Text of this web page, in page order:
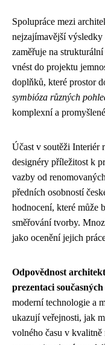
Spolupráce mezi
nejzajímavější výsledky
zaměřuje na
vnést do projektu
doplňků, které prostor
symbióza různých
komplexní a
Účast v soutěži Interiér
designéry příležitost k
vazby od
předních osobností
hodnocení, které může
směřování tvorby.
jako ocenění jejich
Odpovědnost
prezentaci
moderní technologie a
ukazují veřejnosti, jak
volného času v kvalitně